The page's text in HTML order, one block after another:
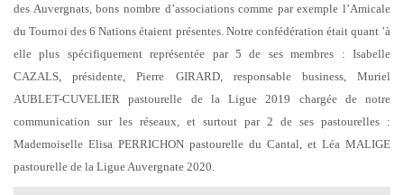
des Auvergnats, bons nombre d’associations comme par exemple l’Amicale
du Tournoi des 6 Nations étaient présentes. Notre confédération était quant ’à
elle plus spécifiquement représentée par 5 de ses membres : Isabelle
CAZALS, présidente, Pierre GIRARD, responsable business, Muriel
AUBLET-CUVELIER pastourelle de la Ligue 2019 chargée de notre
communication sur les réseaux, et surtout par 2 de ses pastourelles :
Mademoiselle Elisa PERRICHON pastourelle du Cantal, et Léa MALIGE
pastourelle de la Ligue Auvergnate 2020.